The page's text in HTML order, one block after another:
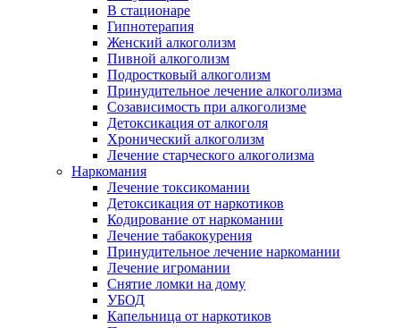
В стационаре
Гипнотерапия
Женский алкоголизм
Пивной алкоголизм
Подростковый алкоголизм
Принудительное лечение алкоголизма
Созависимость при алкоголизме
Детоксикация от алкоголя
Хронический алкоголизм
Лечение старческого алкоголизма
Наркомания
Лечение токсикомании
Детоксикация от наркотиков
Кодирование от наркомании
Лечение табакокурения
Принудительное лечение наркомании
Лечение игромании
Снятие ломки на дому
УБОД
Капельница от наркотиков